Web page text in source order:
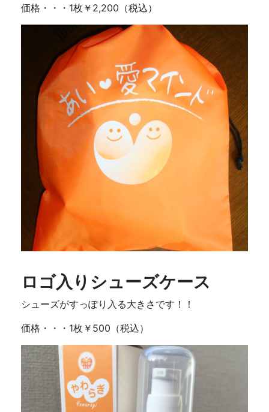
価格・・・1枚￥2,200（税込）
ロゴ入りシューズケース
シューズがすっぽり入る大きさです！！
価格・・・1枚￥500（税込）